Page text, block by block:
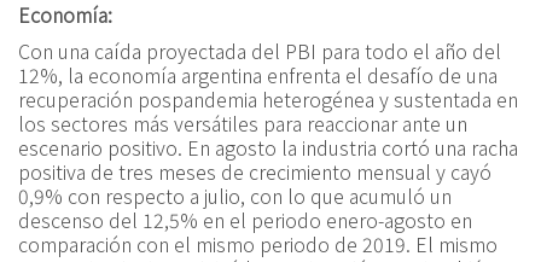
Economía:
Con una caída proyectada del PBI para todo el año del
12%, la economía argentina enfrenta el desafío de una
recuperación pospandemia heterogénea y sustentada en
los sectores más versátiles para reaccionar ante un
escenario positivo. En agosto la industria cortó una racha
positiva de tres meses de crecimiento mensual y cayó
0,9% con respecto a julio, con lo que acumuló un
descenso del 12,5% en el periodo enero-agosto en
comparación con el mismo periodo de 2019. El mismo